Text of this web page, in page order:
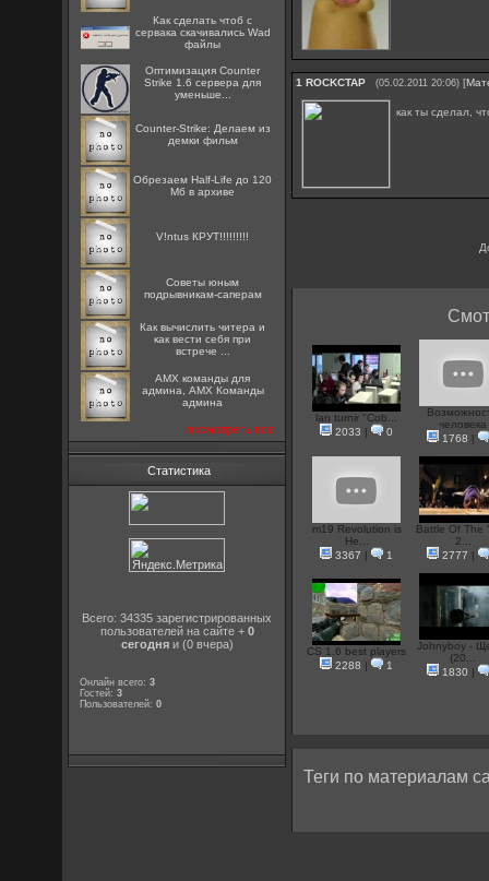
Как сделать чтоб с
сервака скачивались Wad
файлы
Оптимизация Counter
Strike 1.6 сервера для
уменьше...
Counter-Strike: Делаем из
демки фильм
Обрезаем Half-Life до 120
Мб в архиве
V!ntus КРУТ!!!!!!!!!
Советы юным
подрывникам-саперам
Как вычислить читера и
как вести себя при
встрече ...
AMX команды для
админа, AMX Команды
админа
посмотреть все
Статистика
Всего: 34335 зарегистрированных
пользователей на сайте + 0
сегодняи (0 вчера)
Онлайн всего:3
Гостей:3
Пользователей:0
1 ROCKCTAP (05.02.2011 20:06) [
как ты сделал,
lan turnir "Cob...
2033 | 0
человека
1768 |
m19 Revolution is
He...
3367 | 1
Battle Of The
2...
2777 |
CS 1.6 best players
2288 | 1
Johnyboy -
(20...
1830 |
Теги по материалам